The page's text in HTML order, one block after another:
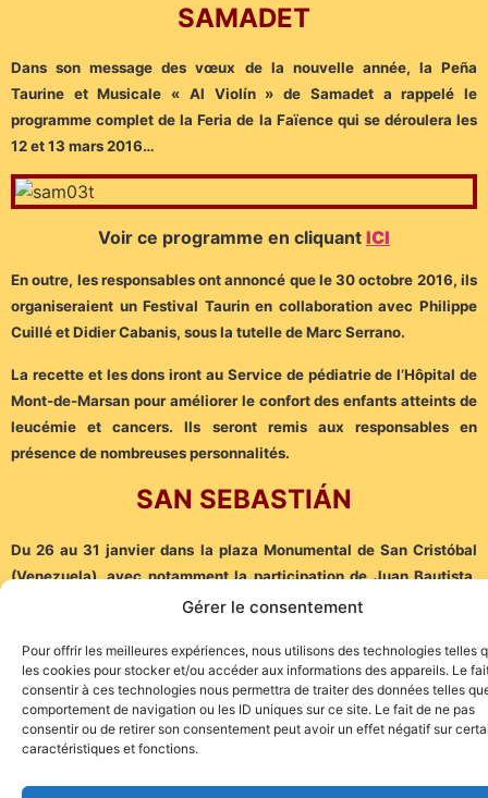
Gérer le consentement
Pour offrir les meilleures expériences, nous utilisons des technologies telles
les cookies pour stocker et/ou accéder aux informations des appareils. Le
consentir à ces technologies nous permettra de traiter des données telles
comportement de navigation ou les ID uniques sur ce site. Le fait de ne pas
consentir ou de retirer son consentement peut avoir un effet négatif sur
caractéristiques et fonctions.
SAMADET
Dans son message des vœux de la nouvelle année, la Peña
Taurine et Musicale « Al Violín » de Samadet a rappelé le
programme complet de la Feria de la Faïence qui se déroulera les
12 et 13 mars 2016…
Voir ce programme en cliquant ICI
En outre, les responsables ont annoncé que le 30 octobre 2016, ils
organiseraient un Festival Taurin en collaboration avec Philippe
Cuillé et Didier Cabanis, sous la tutelle de Marc Serrano.
La recette et les dons iront au Service de pédiatrie de l’Hôpital de
Mont-de-Marsan pour améliorer le confort des enfants atteints de
leucémie et cancers. Ils seront remis aux responsables en
présence de nombreuses personnalités.
SAN SEBASTIÁN
Du 26 au 31 janvier dans la plaza Monumental de San Cristóbal
(Venezuela), avec notamment la participation de Juan Bautista,
Sébastien Castella et Fabio Castañeda…